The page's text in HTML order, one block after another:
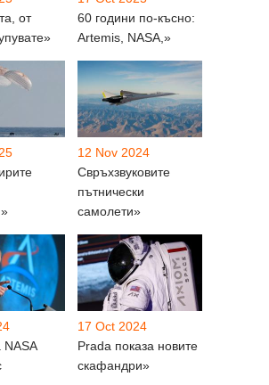
от
60 години по-късно:
Artemis, NASA,»
12 Nov 2024
Свръхзвуковите
пътнически
самолети»
17 Oct 2024
Prada показа новите
скафандри»